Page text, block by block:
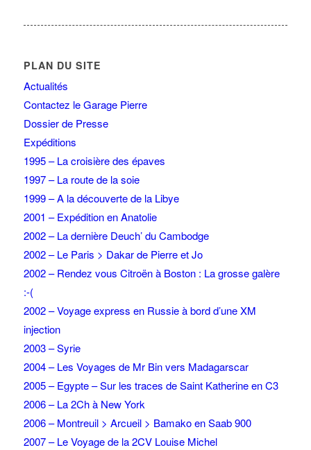
PLAN DU SITE
Actualités
Contactez le Garage Pierre
Dossier de Presse
Expéditions
1995 – La croisière des épaves
1997 – La route de la soie
1999 – A la découverte de la Libye
2001 – Expédition en Anatolie
2002 – La dernière Deuch’ du Cambodge
2002 – Le Paris > Dakar de Pierre et Jo
2002 – Rendez vous Citroën à Boston : La grosse galère
:-(
2002 – Voyage express en Russie à bord d’une XM
injection
2003 – Syrie
2004 – Les Voyages de Mr Bin vers Madagarscar
2005 – Egypte – Sur les traces de Saint Katherine en C3
2006 – La 2Ch à New York
2006 – Montreuil > Arcueil > Bamako en Saab 900
2007 – Le Voyage de la 2CV Louise Michel